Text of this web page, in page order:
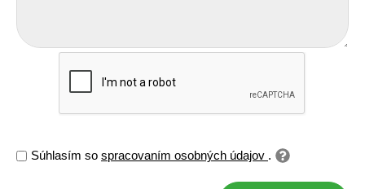
Súhlasím so spracovaním osobných údajov .